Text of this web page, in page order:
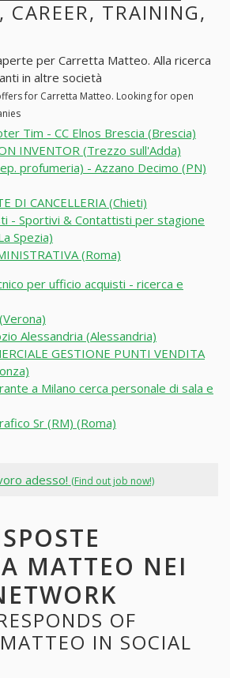
CAREER, TRAINING,
per Carretta Matteo. Alla ricerca
in altre società
for Carretta Matteo. Looking for open
Tim - CC Elnos Brescia (Brescia)
INVENTOR (Trezzo sull'Adda)
profumeria) - Azzano Decimo (PN)
DI CANCELLERIA (Chieti)
- Sportivi & Contattisti per stagione
Spezia)
(Roma)
per ufficio acquisti - ricerca e
Alessandria (Alessandria)
GESTIONE PUNTI VENDITA
a Milano cerca personale di sala e
Sr (RM) (Roma)
adesso! (Find out job now!)
MATTEO NEI
OF
IN SOCIAL